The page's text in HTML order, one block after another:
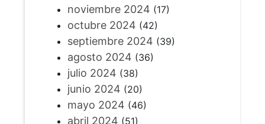
noviembre 2024 (17)
octubre 2024 (42)
septiembre 2024 (39)
agosto 2024 (36)
julio 2024 (38)
junio 2024 (20)
mayo 2024 (46)
abril 2024 (51)